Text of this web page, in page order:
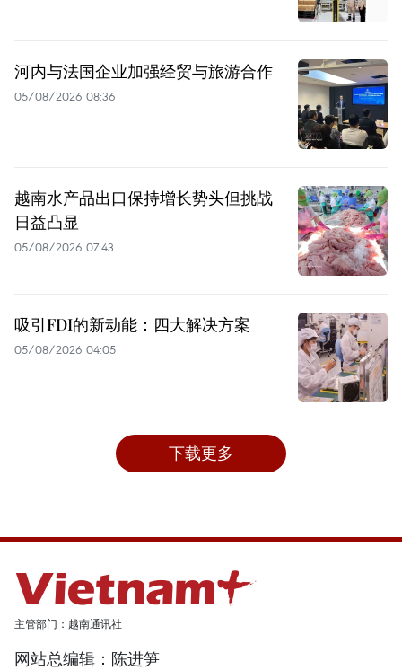
河内与法国企业加强经贸与旅游合作
05/08/2026 08:36
越南水产品出口保持增长势头但挑战
日益凸显
05/08/2026 07:43
吸引FDI的新动能：四大解决方案
05/08/2026 04:05
下载更多
主管部门：越南通讯社
网站总编辑：陈进笋